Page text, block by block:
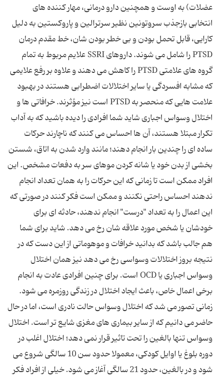
عضلات) به اوست و همچنین دارو درمانی، مهار کننده ‌های
انتخابی بازجذب سروتونین نظیر سرترالین و پاروکستین به دلیل
کارایی، قابل تحمل بودن و بی ‌خطر بودن شان، خط مقدم درمان
PTSD را شامل می ‌شوند. داروهای SSRI علایم مربوط به تمام
گروه‌ های علامتی PTSD را کاهش می‌ دهند و علاوه بر رفع علایمی
که مشابه افسردگی یا سایر اختلالات اضطرابی هستند در بهبود
علامت هایی که منحصر به PTSD است نیز مؤثرند. خرافاتی‌ ها و
اختلال وسواس اجباری شاید شما افرادی را دیده باشید که به آداب
تکرار مبتلا هستند، آن ها احساس می‌ کنند که ناچارند حرکات
ساده ‌ای را چندین بار انجام دهند؛ مانند وارد شدن به اتاق، شستن
بخشی از بدن خود یا شانه کردن موهای سر به دفعات مشخص. این
افراد ممکن است تا زمانی که این حرکات را به همان تعداد انجام
ندهند احساس راحتی نکنند و ممکن است فکر کنند در صورتی که
این اعمال را به تعداد "درست" انجام ندهند، حادثه‌ ای برای
خودشان یا شخص مورد علاقه ‌شان رخ می ‌دهد. شاید برای شما
هم جالب باشد که بدانید خرافات و موهوماتی از این دست که در
نتیجه بروز اختلالات وسواسی رخ می ‌دهد نیز همان اختلال
وسواس اجباری یا OCD است. برای چنین افرادی عادت به انجام
برخی اعمال خاص، باعث ایجاد اختلال در زندگی روزمره می‌ شود.
زمانی تصور می‌ شد که اختلال وسواس حالت نادری است، اما در حال
حاضر می‌ دانیم که از سایر بیماری‌ های مغزی شایع ‌تر است. اختلال
وسواس تنها بالغین را تحت تاثیر قرار نمی ‌دهد؛ اختلال اغلب در
دوره بلوغ یا اوایل کودکی، معمولا حدود سن 10 سالگی شروع می‌
شود و در بالغین، حدود 21 سالگی آغاز می‌ شود. خیلی از افراد فکر